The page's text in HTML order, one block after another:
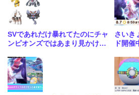
SVであれだけ暴れてたのにチャ
ンピオンズではあまり見かけな
さいき
ド開催